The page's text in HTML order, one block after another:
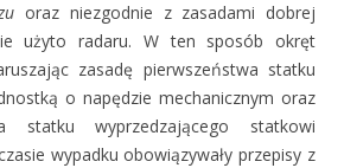
oraz niezgodnie z zasadami dobrej
użyto radaru. W ten sposób okręt
zasadę pierwszeństwa statku
o napędzie mechanicznym oraz
statku wyprzedzającego statkowi
wypadku obowiązywały przepisy z